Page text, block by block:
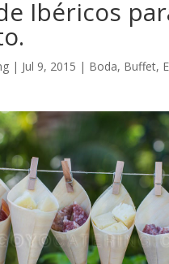
Ibéricos
| Jul 9, 2015 | Boda, Buffet,